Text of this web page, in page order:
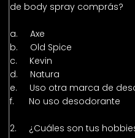
de body spray comprás?
a. Axe
b. Old Spice
c. Kevin
d. Natura
e. Uso otra marca de
f. No uso desodorante
2. ¿Cuáles son tus